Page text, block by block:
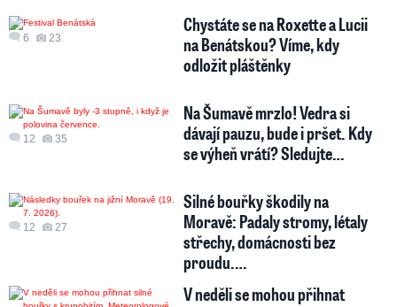
6 23
Chystáte se na Roxette a Lucii
na Benátskou? Víme, kdy
odložit pláštěnky
12 35
Na Šumavě mrzlo! Vedra si
dávají pauzu, bude i pršet. Kdy
se výheň vrátí? Sledujte…
12 27
Silné bouřky škodily na
Moravě: Padaly stromy, létaly
střechy, domácnosti bez
proudu.…
V neděli se mohou přihnat